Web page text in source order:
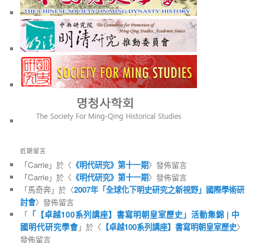
近期留言
「Carrie」於〈 《明代研究》第十一期〉發佈留言
「Carrie」於〈 《明代研究》第十一期〉發佈留言
「馬奇奔」於〈2007年「全球化下明史研究之新視野」國際學術研
討會〉發佈留言
「 「【卓越100系列講座】書寫明朝皇室歷史」活動集錦 | 中
國明代研究學會」於〈 【卓越100系列講座】書寫明朝皇室歷史〉
發佈留言